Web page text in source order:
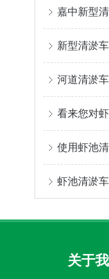
嘉中新型
新型清淤
河道清淤
看来您对
虾池清淤
关于